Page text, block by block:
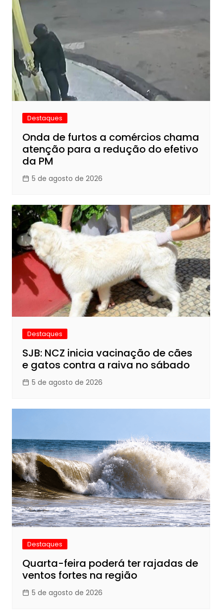
Destaques
Onda de furtos a comércios chama
atenção para a redução do efetivo
da PM
5 de agosto de 2026
Destaques
SJB: NCZ inicia vacinação de cães
e gatos contra a raiva no sábado
5 de agosto de 2026
Destaques
Quarta-feira poderá ter rajadas de
ventos fortes na região
5 de agosto de 2026